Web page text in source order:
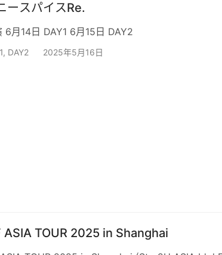
ースパイスRe.
6月14日 DAY1 6月15日 DAY2
, DAY2 2025年5月16日
ASIA TOUR 2025 in Shanghai